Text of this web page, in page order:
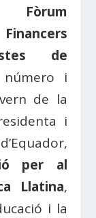
Fòrum
de
número i
de la
i
per al
Llatina,
i la